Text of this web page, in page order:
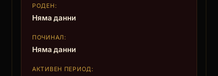
РОДЕН:
Няма данни
ПОЧИНАЛ:
Няма данни
АКТИВЕН ПЕРИОД: